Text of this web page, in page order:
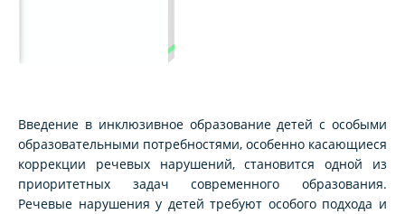
Введение в инклюзивное образование детей с особыми
образовательными потребностями, особенно касающиеся
коррекции речевых нарушений, становится одной из
приоритетных задач современного образования.
Речевые нарушения у детей требуют особого подхода и